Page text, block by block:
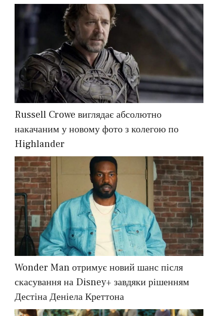
Russell Crowe виглядає абсолютно
накачаним у новому фото з колегою по
Highlander
Wonder Man отримує новий шанс після
скасування на Disney+ завдяки рішенням
Дестіна Деніела Креттона